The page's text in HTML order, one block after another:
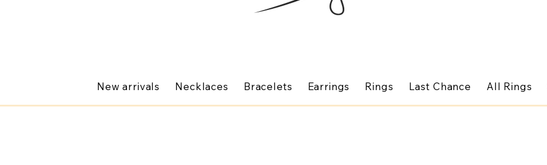
New arrivals Necklaces Bracelets Earrings Rings Last Chance All Rings